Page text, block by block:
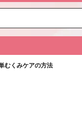
むくみケアの方法